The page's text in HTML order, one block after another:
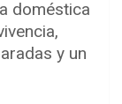
doméstica
y un